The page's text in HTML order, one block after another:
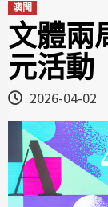
澳聞
文體兩
元活動
2026-04-02